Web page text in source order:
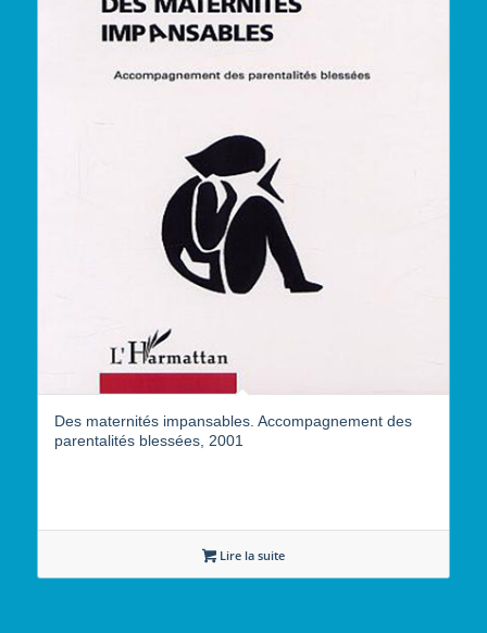
Des maternités impansables. Accompagnement des
parentalités blessées, 2001
Lire la suite